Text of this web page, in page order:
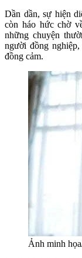
Dần dần, sự hiện
còn háo hức chờ
những chuyện
người đồng
đồng cảm.
Ảnh minh